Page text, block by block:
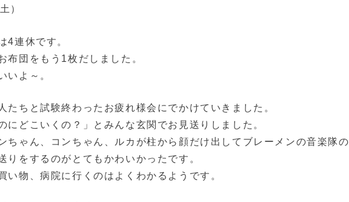
）
4連休です。
布団をもう1枚だしました。
いよ～。
たちと試験終わったお疲れ様会にでかけていきました。
にどこいくの？」とみんな玄関でお見送りしました。
ちゃん、コンちゃん、ルカが柱から顔だけ出してブレーメンの音楽隊の
りをするのがとてもかわいかったです。
い物、病院に行くのはよくわかるようです。